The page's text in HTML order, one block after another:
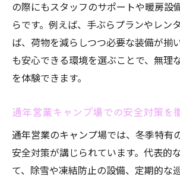
の際にもスタッフのサポートや暖房設
らです。例えば、手ぶらプランやレン
ば、荷物を減らしつつ必要な装備が揃
も安心できる環境を選ぶことで、無理
を体験できます。
通年営業キャンプ場での安全対策を
通年営業のキャンプ場では、冬季特有
安全対策が講じられています。代表的
て、除雪や凍結防止の設備、定期的な